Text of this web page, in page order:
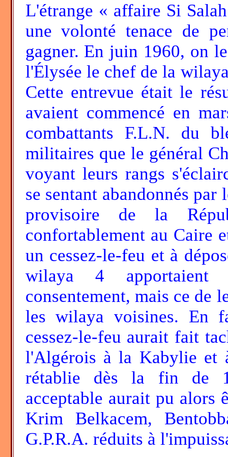
L'étrange « affaire Si
une volonté tenace de
gagner. En juin 1960, on
l'Élysée le chef de la
Cette entrevue était le
avaient commencé en
combattants F.L.N. du
militaires que le général
voyant leurs rangs
se sentant abandonnés
provisoire de la
confortablement au Caire
un cessez-le-feu et à
wilaya 4 apportaient
consentement, mais ce de
les wilaya voisines. En
cessez-le-feu aurait fait
l'Algérois à la Kabylie et
rétablie dès la fin de
acceptable aurait pu alors
Krim Belkacem,
G.P.R.A. réduits à